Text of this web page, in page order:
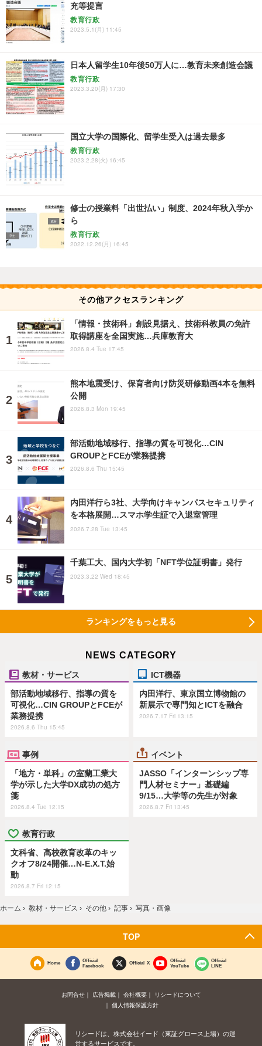
充等提言
教育行政
2023.5.1(月) 11:45
日本人留学生10年後50万人に…教育未来創造会議
教育行政
2023.3.20(月) 17:30
国立大学の国際化、留学生受入は過去最多
教育行政
2023.2.28(火) 16:45
修士の授業料「出世払い」制度、2024年秋入学か
ら
教育行政
2022.12.26(月) 16:45
その他アクセスランキング
「情報・技術科」創設見据え、技術科教員の免許
取得講座を全国実施…兵庫教育大
2026.8.4 Tue 17:45
熊本地震受け、保育者向け防災研修動画4本を無料
公開
2026.8.3 Mon 19:45
部活動地域移行、指導の質を可視化…CIN
GROUPとFCEが業務提携
2026.8.6 Thu 15:45
内田洋行ら3社、大学向けキャンパスセキュリティ
を本格展開…スマホ学生証で入退室管理
2026.7.28 Tue 13:45
千葉工大、国内大学初「NFT学位証明書」発行
2023.3.22 Wed 18:45
ランキングをもっと見る
NEWS CATEGORY
教材・サービス
部活動地域移行、指導の質を
可視化…CIN GROUPとFCEが
業務提携
2026.8.6 Thu 15:45
ICT機器
内田洋行、東京国立博物館の
新展示で専門知とICTを融合
2026.7.17 Fri 13:15
事例
「地方・単科」の室蘭工業大
学が示した大学DX成功の処方
箋
2026.8.4 Tue 12:15
イベント
JASSO「インターンシップ専
門人材セミナー」基礎編
9/15…大学等の先生が対象
2026.8.7 Fri 13:45
教育行政
文科省、高校教育改革のキッ
クオフ8/24開催…N-E.X.T.始
動
2026.8.7 Fri 12:15
ホーム › 教材・サービス › その他 › 記事 › 写真・画像
TOP
Home
Official
Facebook
Official X
Official
YouTube
Official
LINE
お問合せ 広告掲載 会社概要
リシードについて
個人情報保護方針
リシードは、株式会社イード（東証グロース上場）の運
営するサービスです。